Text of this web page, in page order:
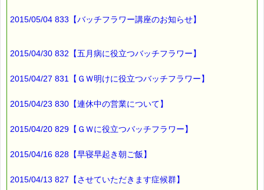
2015/05/04 833【バッチフラワー講座のお知らせ】
2015/04/30 832【五月病に役立つバッチフラワー】
2015/04/27 831【ＧＷ明けに役立つバッチフラワー】
2015/04/23 830【連休中の営業について】
2015/04/20 829【ＧＷに役立つバッチフラワー】
2015/04/16 828【早寝早起き朝ご飯】
2015/04/13 827【させていただきます症候群】